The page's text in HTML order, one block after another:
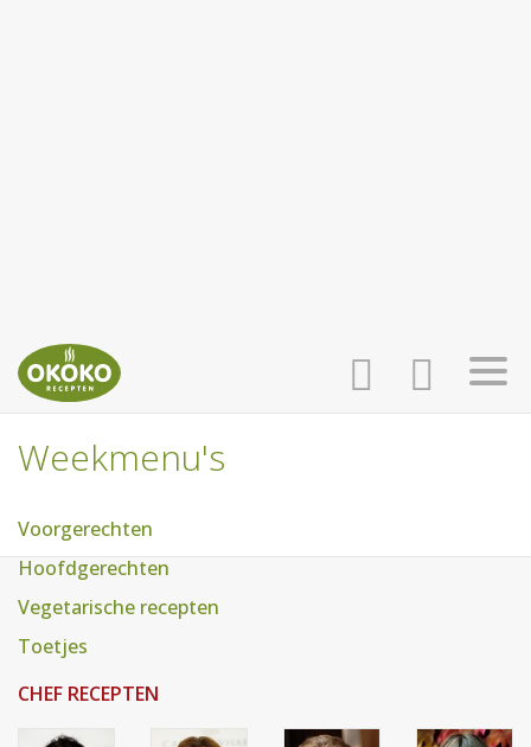
AANMELDEN
HOME
RECEPTEN
KOOKBOEKEN
Weekmenu's
Voorgerechten
Hoofdgerechten
Vegetarische recepten
Toetjes
CHEF RECEPTEN